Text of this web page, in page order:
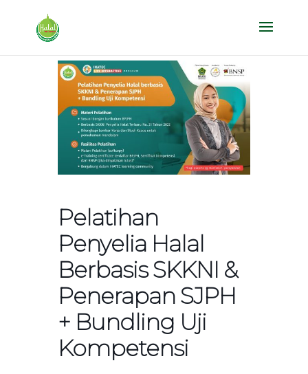
Pelatihan
Penyelia Halal
Berbasis SKKNI &
Penerapan SJPH
+ Bundling Uji
Kompetensi